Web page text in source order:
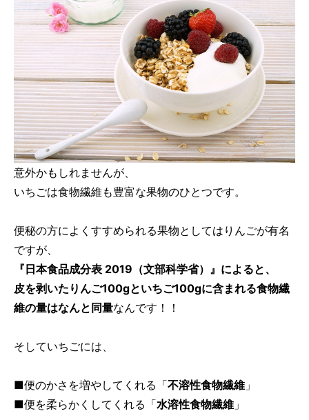
意外かもしれませんが、
いちごは食物繊維も豊富な果物のひとつです。
便秘の方によくすすめられる果物としてはりんごが有名
ですが、
『日本食品成分表 2019（文部科学省）』によると、
皮を剥いたりんご100gといちご100gに含まれる食物繊
維の量はなんと同量なんです！！
そしていちごには、
■便のかさを増やしてくれる「不溶性食物繊維 」
■便を柔らかくしてくれる「水溶性食物繊維 」